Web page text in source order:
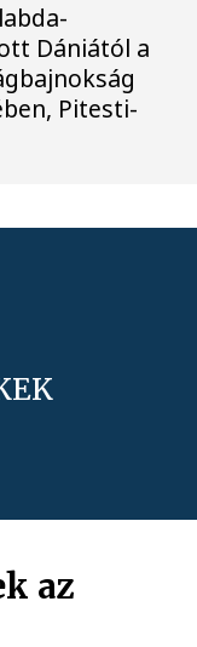
Dániától a
Pitesti-
az